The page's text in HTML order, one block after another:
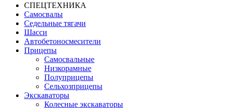
СПЕЦТЕХНИКА
Самосвалы
Седельные тягачи
Шасси
Автобетоно­смесители
Прицепы
Самосвальные
Низкорамные
Полуприцепы
Сельхозприцепы
Экскаваторы
Колесные экскаваторы